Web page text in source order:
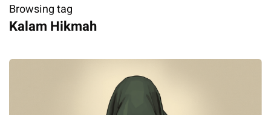
Browsing tag
​Kalam Hikmah